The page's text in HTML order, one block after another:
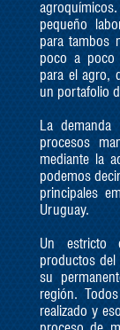
pequeño
para tambos
poco a poco
para el agro,
un portafolio
La demanda
procesos
mediante la
podemos
principales
Uruguay.
Un estricto
productos del
su
región.
realizado y
proceso de